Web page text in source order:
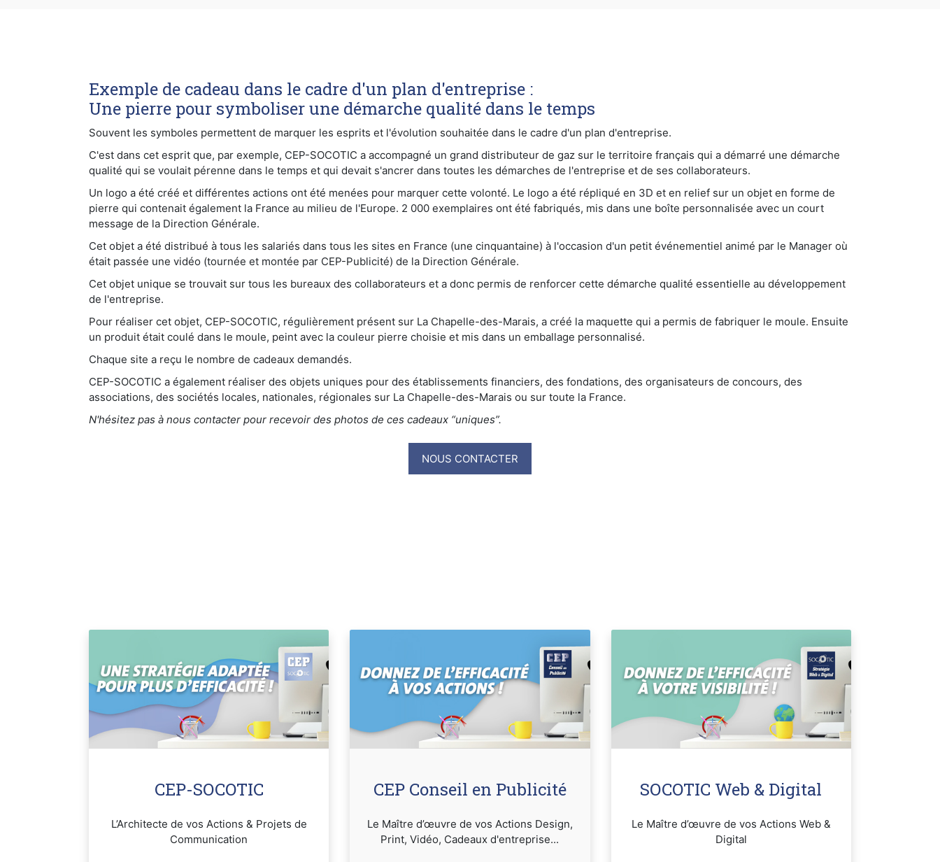
Exemple de cadeau dans le cadre d'un plan d'entreprise :
Une pierre pour symboliser une démarche qualité dans le temps
Souvent les symboles permettent de marquer les esprits et l'évolution souhaitée dans le cadre d'un plan d'entreprise.
C'est dans cet esprit que, par exemple, CEP-SOCOTIC a accompagné un grand distributeur de gaz sur le territoire français qui a démarré une démarche
qualité qui se voulait pérenne dans le temps et qui devait s'ancrer dans toutes les démarches de l'entreprise et de ses collaborateurs.
Un logo a été créé et différentes actions ont été menées pour marquer cette volonté. Le logo a été répliqué en 3D et en relief sur un objet en forme de
pierre qui contenait également la France au milieu de l'Europe. 2 000 exemplaires ont été fabriqués, mis dans une boîte personnalisée avec un court
message de la Direction Générale.
Cet objet a été distribué à tous les salariés dans tous les sites en France (une cinquantaine) à l'occasion d'un petit événementiel animé par le Manager où
était passée une vidéo (tournée et montée par CEP-Publicité) de la Direction Générale.
Cet objet unique se trouvait sur tous les bureaux des collaborateurs et a donc permis de renforcer cette démarche qualité essentielle au développement
de l'entreprise.
Pour réaliser cet objet, CEP-SOCOTIC, régulièrement présent sur La Chapelle-des-Marais, a créé la maquette qui a permis de fabriquer le moule. Ensuite
un produit était coulé dans le moule, peint avec la couleur pierre choisie et mis dans un emballage personnalisé.
Chaque site a reçu le nombre de cadeaux demandés.
CEP-SOCOTIC a également réaliser des objets uniques pour des établissements financiers, des fondations, des organisateurs de concours, des
associations, des sociétés locales, nationales, régionales sur La Chapelle-des-Marais ou sur toute la France.
N'hésitez pas à nous contacter pour recevoir des photos de ces cadeaux “uniques”.
NOUS CONTACTER
CEP-SOCOTIC
L’Architecte de vos Actions & Projets de
Communication
CEP Conseil en Publicité
Le Maître d’œuvre de vos Actions Design,
Print, Vidéo, Cadeaux d'entreprise...
SOCOTIC Web & Digital
Le Maître d’œuvre de vos Actions Web &
Digital